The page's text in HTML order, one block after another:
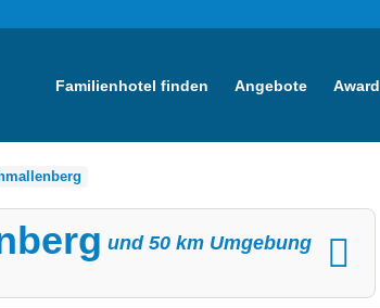
Familienhotel finden Angebote Award
und 50 km Umgebung